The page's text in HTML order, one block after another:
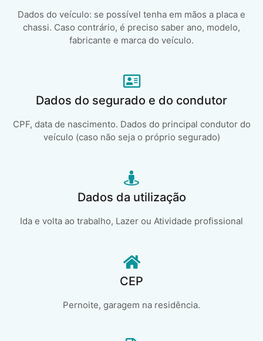
Dados do veículo: se possível tenha em mãos a placa e
chassi. Caso contrário, é preciso saber ano, modelo,
fabricante e marca do veículo.
Dados do segurado e do condutor
CPF, data de nascimento. Dados do principal condutor do
veículo (caso não seja o próprio segurado)
Dados da utilização
Ida e volta ao trabalho, Lazer ou Atividade profissional
CEP
Pernoite, garagem na residência.